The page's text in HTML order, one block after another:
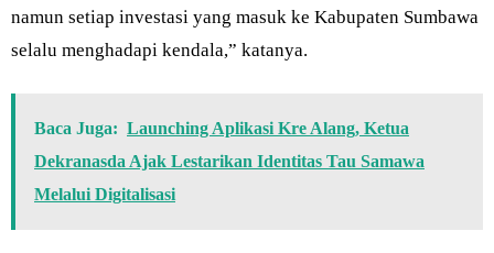
namun setiap investasi yang masuk ke Kabupaten Sumbawa
selalu menghadapi kendala,” katanya.
Baca Juga: Launching Aplikasi Kre Alang, Ketua
Dekranasda Ajak Lestarikan Identitas Tau Samawa
Melalui Digitalisasi